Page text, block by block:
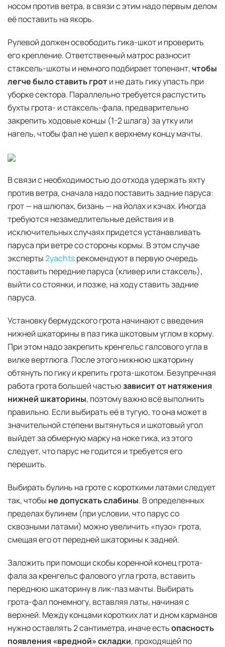
носом против ветра, в связи с этим надо первым делом
её поставить на якорь.
Рулевой должен освободить гика-шкот и проверить
его крепление. Ответственный матрос разносит
стаксель-шкоты и немного подбирает топенант,чтобы
легче было ставить грот и не дать гику упасть при
уборке сектора. Параллельно требуется распустить
бухты грота- и стаксель-фала, предварительно
закрепить ходовые концы (1-2 шлага) за утку или
нагель, чтобы фал не ушел к верхнему концу мачты.
В связи с необходимостью до отхода удержать яхту
против ветра, сначала надо поставить задние паруса:
грот — на шлюпах, бизань — на йолах и кэчах. Иногда
требуются незамедлительные действия и в
исключительных случаях придется устанавливать
паруса при ветре со стороны кормы. В этом случае
эксперты2yachtsрекомендуют в первую очередь
поставить передние паруса (кливер или стаксель),
выйти со стоянки, и позже, на ходу ставить задние
паруса.
Установку бермудского грота начинают с введения
нижней шкаторины в паз гика шкотовым углом в корму.
При этом надо закрепить кренгельс галсового угла в
вилке вертлюга. После этого нижнюю шкаторину
обтянуть по гику и крепить грота-шкотом. Безупречная
работа грота большей частьюзависит от натяжения
нижней шкаторины, поэтому важно всё выполнить
правильно. Если выбирать её в тугую, то она может в
значительной степени вытянуться и шкотовый угол
выйдет за обмерную марку на ноке гика, из этого
следует, что парус не годится и требуется его
перешить.
Выбирать булинь на гроте с короткими латами следует
так, чтобы не допускать слабины. В определенных
пределах булинем (при условии, что парус со
сквозными латами) можно увеличить «пузо» грота,
смещая его от передней шкаторины к задней.
Заложить при помощи скобы коренной конец грота-
фала за кренгельс фалового угла грота, вставить
переднюю шкаторину в лик-паз мачты. Выбирать
грота-фал понемногу, вставляя латы, начиная с
верхней. Между концами коротких лат и дном карманов
нужно оставлять 2 сантиметра, иначе естьопасность
появления «вредной» складки, проходящей по